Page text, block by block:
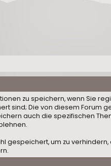
zu speichern, wenn Sie
sind; Die von diesem Forum
auch die spezifischen
gespeichert, um zu